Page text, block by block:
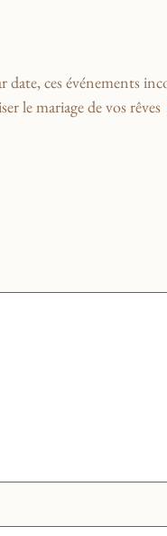
⁣date, ces‍ événements
le mariage de ‍vos rêves